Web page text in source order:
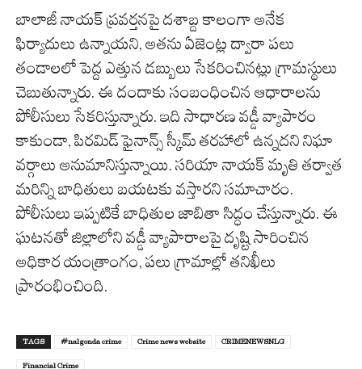
బాలాజీ నాయక్ ప్రవర్తనపై దశాబ్ద కాలంగా అనేక
ఫిర్యాదులు ఉన్నాయని, అతను ఏజెంట్ల ద్వారా పలు
తండాలలో పెద్ద ఎత్తున డబ్బులు సేకరించినట్లు గ్రామస్థులు
చెబుతున్నారు. ఈ దందాకు సంబంధించిన ఆధారాలను
పోలీసులు సేకరిస్తున్నారు. ఇది సాధారణ వడ్డీ వ్యాపారం
కాకుండా, పిరమిడ్ ఫైనాన్స్ స్కీమ్ తరహాలో ఉన్నదని నిఘా
వర్గాలు అనుమానిస్తున్నాయి. సరియా నాయక్ మృతి తర్వాత
మరిన్ని బాధితులు బయటకు వస్తారని సమాచారం.
పోలీసులు ఇప్పటికే బాధితుల జాబితా సిద్ధం చేస్తున్నారు. ఈ
ఘటనతో జిల్లాలోని వడ్డీ వ్యాపారాలపై దృష్టి సారించిన
అధికార యంత్రాంగం, పలు గ్రామాల్లో తనిఖీలు
ప్రారంభించింది.
TAGS #nalgonda crime Crime news website CRIMENEWSNLG
Financial Crime